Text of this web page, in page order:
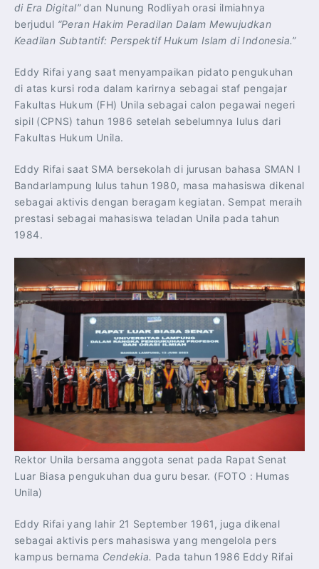
di Era Digital”dan Nunung Rodliyah orasi ilmiahnya
berjudul “Peran Hakim Peradilan Dalam Mewujudkan
Keadilan Subtantif: Perspektif Hukum Islam di Indonesia.”
Eddy Rifai yang saat menyampaikan pidato pengukuhan
di atas kursi roda dalam karirnya sebagai staf pengajar
Fakultas Hukum (FH) Unila sebagai calon pegawai negeri
sipil (CPNS) tahun 1986 setelah sebelumnya lulus dari
Fakultas Hukum Unila.
Eddy Rifai saat SMA bersekolah di jurusan bahasa SMAN I
Bandarlampung lulus tahun 1980, masa mahasiswa dikenal
sebagai aktivis dengan beragam kegiatan. Sempat meraih
prestasi sebagai mahasiswa teladan Unila pada tahun
1984.
Rektor Unila bersama anggota senat pada Rapat Senat
Luar Biasa pengukuhan dua guru besar. (FOTO : Humas
Unila)
Eddy Rifai yang lahir 21 September 1961, juga dikenal
sebagai aktivis pers mahasiswa yang mengelola pers
kampus bernama Cendekia. Pada tahun 1986 Eddy Rifai